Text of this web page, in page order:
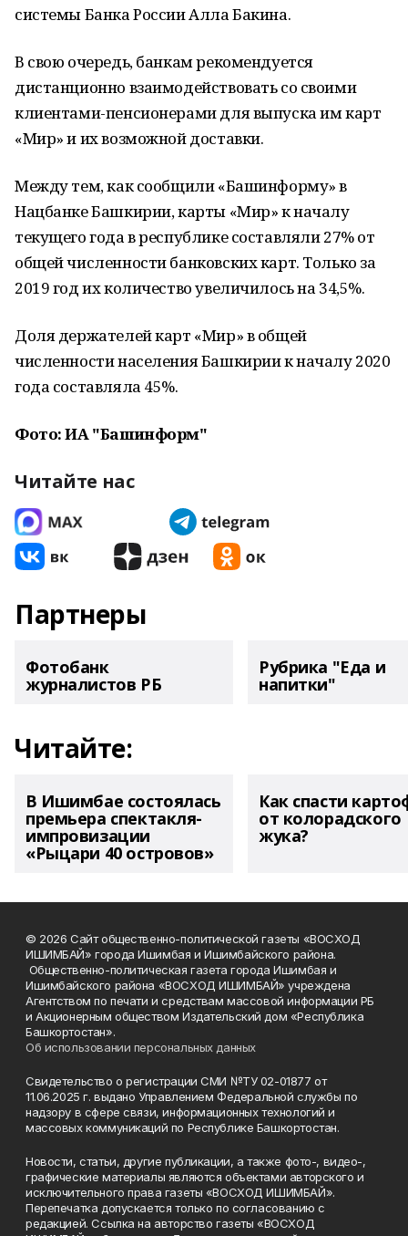
системы Банка России Алла Бакина.
В свою очередь, банкам рекомендуется
дистанционно взаимодействовать со своими
клиентами-пенсионерами для выпуска им карт
«Мир» и их возможной доставки.
Между тем, как сообщили «Башинформу» в
Нацбанке Башкирии, карты «Мир» к началу
текущего года в республике составляли 27% от
общей численности банковских карт. Только за
2019 год их количество увеличилось на 34,5%.
Доля держателей карт «Мир» в общей
численности населения Башкирии к началу 2020
года составляла 45%.
Фото: ИА "Башинформ"
Читайте нас
Партнеры
Фотобанк
журналистов РБ
Рубрика "Еда и
напитки"
Читайте:
В Ишимбае состоялась
премьера спектакля-
импровизации
«Рыцари 40 островов»
Как спасти
от колорадского
жука?
© 2026 Сайт общественно-политической газеты «ВОСХОД
ИШИМБАЙ» города Ишимбая и Ишимбайского района.
Общественно-политическая газета города Ишимбая и
Ишимбайского района «ВОСХОД ИШИМБАЙ» учреждена
Агентством по печати и средствам массовой информации РБ
и Акционерным обществом Издательский дом «Республика
Башкортостан».
Об использовании персональных данных
Свидетельство о регистрации СМИ №ТУ 02-01877 от
11.06.2025 г. выдано Управлением Федеральной службы по
надзору в сфере связи, информационных технологий и
массовых коммуникаций по Республике Башкортостан.
Новости, статьи, другие публикации, а также фото-, видео-,
графические материалы являются объектами авторского и
исключительного права газеты «ВОСХОД ИШИМБАЙ».
Перепечатка допускается только по согласованию с
редакцией. Ссылка на авторство газеты «ВОСХОД